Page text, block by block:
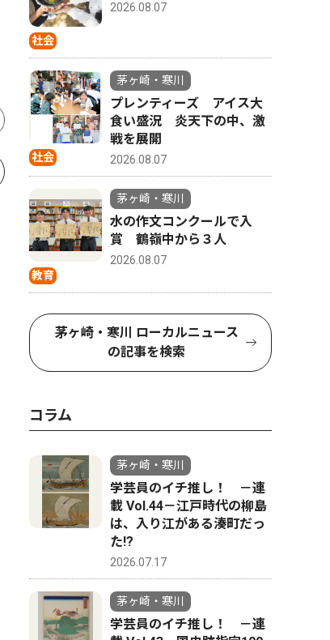
８月８日は菱沼八王子神社へ
道模型
社会
2026.08.07
社会
茅ヶ崎・寒川
プレンティーズ アイス大
食い盛況 炎天下の中、激
戦を展開
2026.08.07
教育
茅ヶ崎・寒川
水の作文コンクールで入
賞 鶴嶺中から３人
2026.08.07
茅ヶ崎・寒川 ローカルニュース
の記事を検索
コラム
茅ヶ崎・寒川
学芸員のイチ推し！ －連
載 Vol.44－江戸時代の柳島
は、入り江がある湊町だっ
た!?
2026.07.17
茅ヶ崎・寒川
学芸員のイチ推し！ －連